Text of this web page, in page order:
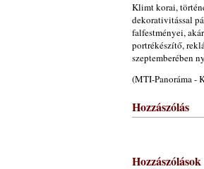
Klimt korai,
dekorativitással
falfestményei,
portrékészítő,
szeptemberében
(MTI-Panoráma -
Hozzászólás
Hozzászólások